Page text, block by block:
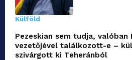
Külföld
Pezeskian sem tudja, valóban
vezetőjével találkozott-e –
szivárgott ki Teheránból